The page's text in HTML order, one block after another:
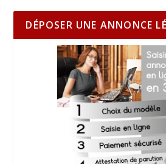
DÉPOSER UNE ANNONCE